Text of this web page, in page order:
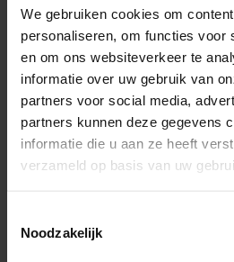
We gebruiken cookies om
personaliseren, om functies voor
en om ons websiteverkeer te
informatie over uw gebruik van
partners voor social media,
partners kunnen deze gegevens
informatie die u aan ze heeft
verzameld op basis van uw
Noodzakelijk
distributeurs verbieden om via
Nee, alle distributeurs moeten
producten en diensten via het
adverteren.Kunnen
zichzelf reserveren?Nee, een
geval verkoop en reclame op het
reserveren. Kunnen
VBER, kunnen leveranciers